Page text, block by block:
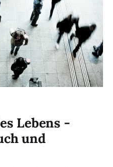
Lebens -
und